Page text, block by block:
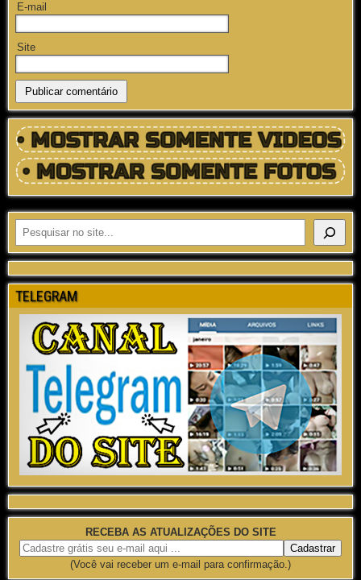
E-mail
Site
TELEGRAM
RECEBA AS ATUALIZAÇÕES DO SITE
(Você vai receber um e-mail para confirmação.)